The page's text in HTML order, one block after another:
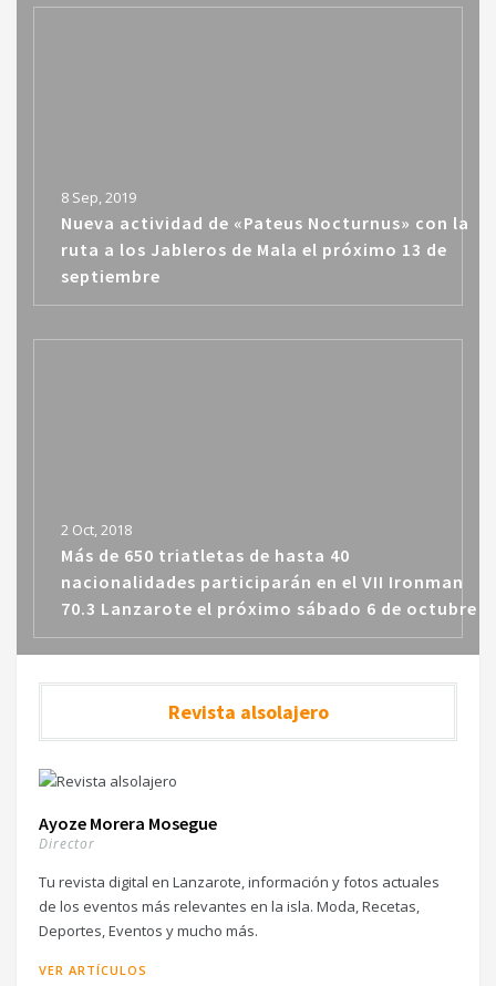
8 Sep, 2019
Nueva actividad de «Pateus Nocturnus» con la
ruta a los Jableros de Mala el próximo 13 de
septiembre
2 Oct, 2018
Más de 650 triatletas de hasta 40
nacionalidades participarán en el VII Ironman
70.3 Lanzarote el próximo sábado 6 de octubre
Revista alsolajero
Ayoze Morera Mosegue
Director
Tu revista digital en Lanzarote, información y fotos actuales
de los eventos más relevantes en la isla. Moda, Recetas,
Deportes, Eventos y mucho más.
VER ARTÍCULOS